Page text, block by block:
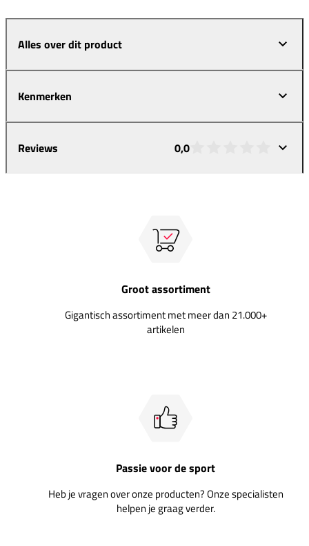
Alles over dit product
Kenmerken
Reviews 0,0
Groot assortiment
Gigantisch assortiment met meer dan 21.000+
artikelen
Passie voor de sport
Heb je vragen over onze producten? Onze specialisten
helpen je graag verder.